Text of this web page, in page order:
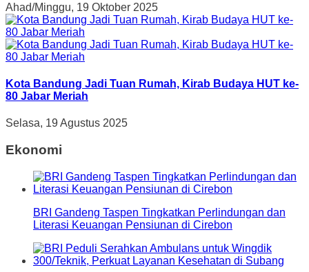
Ahad/Minggu, 19 Oktober 2025
Kota Bandung Jadi Tuan Rumah, Kirab Budaya HUT ke-
80 Jabar Meriah
Selasa, 19 Agustus 2025
Ekonomi
BRI Gandeng Taspen Tingkatkan Perlindungan dan
Literasi Keuangan Pensiunan di Cirebon